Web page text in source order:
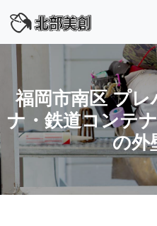
福岡市南区 プ
ナ・鉄道コンテ
の外